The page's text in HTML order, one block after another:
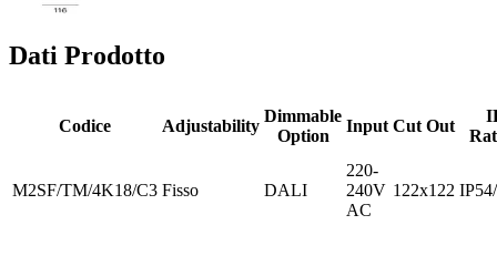
Dati Prodotto
Codice Adjustability
Dimmable
Option
Input Cut Out
M2SF/TM/4K18/C3 Fisso DALI
220-
240V
AC
122x122